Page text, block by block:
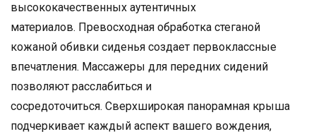
высококачественных аутентичных
материалов. Превосходная обработка стеганой
кожаной обивки сиденья создает первоклассные
впечатления. Массажеры для передних сидений
позволяют расслабиться и
сосредоточиться. Сверхширокая панорамная крыша
подчеркивает каждый аспект вашего вождения,